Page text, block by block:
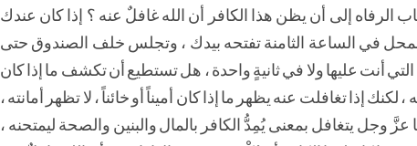
الرفاه إلى أن يظن هذا الكافر أن الله غافلٌ عنه ؟ إذا كان عندك
في الساعة الثامنة تفتحه بيدك ، وتجلس خلف الصندوق حتى
التي أنت عليها ولا في ثانيةٍ واحدة ، هل تستطيع أن تكشف ما إذا كان
إذا تغافلت عنه يظهر ما إذا كان أميناً أو خائناً ، لا تظهر أمانته ،
عزَّ وجل يتغافل بمعنى يُمِدُّ الكافر بالمال والبنين والصحة ليمتحنه ،